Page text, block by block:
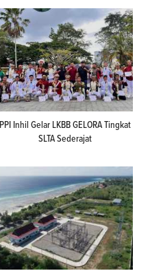
PPI Inhil Gelar LKBB GELORA Tingkat
SLTA Sederajat